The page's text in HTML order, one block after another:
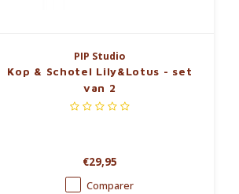
PIP Studio
Kop & Schotel Lily&Lotus - set
van 2
€29,95
Comparer